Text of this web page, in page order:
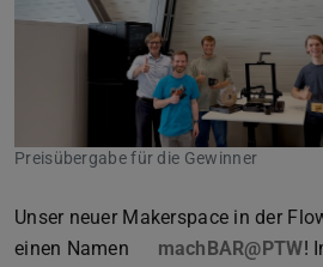
Preisübergabe für die Gewinner
Zurück
Unser neuer Makerspace in der
einen Namen
machBAR@PTW!